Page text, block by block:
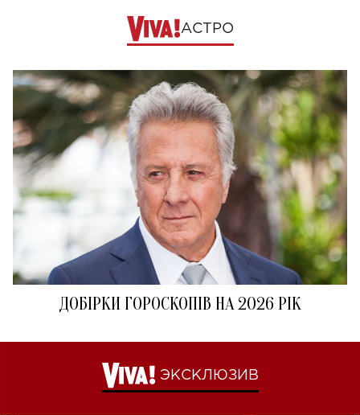
АСТРО
ДОБІРКИ ГОРОСКОПІВ НА 2026 РІК
ЭКСКЛЮЗИВ